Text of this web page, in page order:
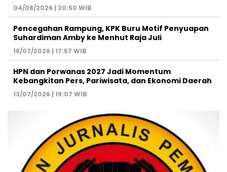
04/08/2026 | 20:50 WIB
Pencegahan Rampung, KPK Buru Motif Penyuapan
Suhardiman Amby ke Menhut Raja Juli
18/07/2026 | 17:57 WIB
HPN dan Porwanas 2027 Jadi Momentum
Kebangkitan Pers, Pariwisata, dan Ekonomi Daerah
13/07/2026 | 19:07 WIB